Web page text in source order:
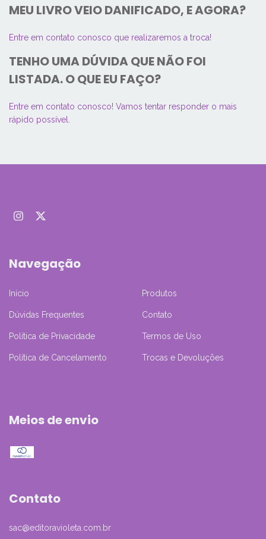
MEU LIVRO VEIO DANIFICADO, E AGORA?
Entre em contato conosco que realizaremos a troca!
TENHO UMA DÚVIDA QUE NÃO FOI
LISTADA. O QUE EU FAÇO?
Entre em contato conosco! Vamos tentar responder o mais
rápido possível.
Navegação
Início Produtos
Dúvidas Frequentes Contato
Política de Privacidade Termos de Uso
Política de Cancelamento Trocas e Devoluções
Meios de envio
Contato
sac@editoravioleta.com.br